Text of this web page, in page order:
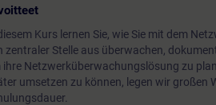
Kurs lernen Sie, wie Sie mit dem
zentraler Stelle aus überwachen,
ihre Netzwerküberwachungslösung zu
umsetzen zu können, legen wir großen